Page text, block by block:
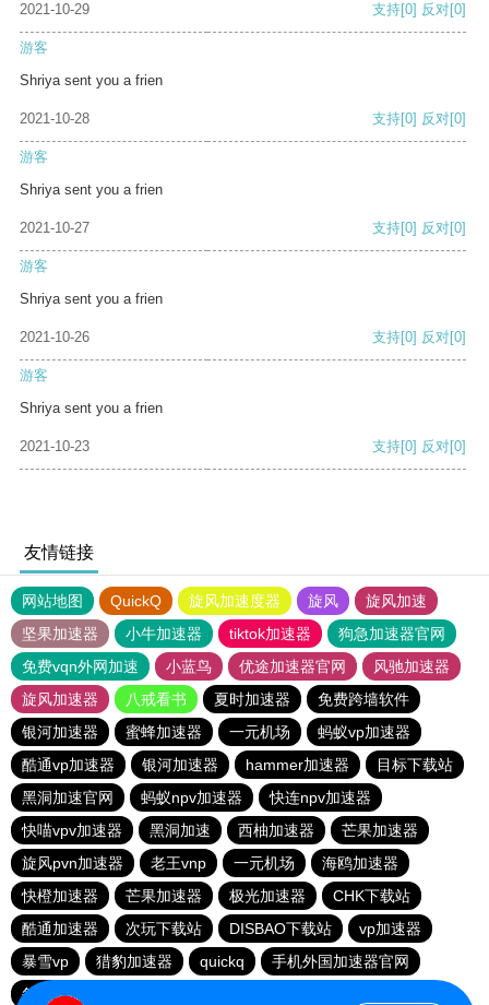
2021-10-29 支持[0] 反对[0]
游客
Shriya sent you a frien
2021-10-28 支持[0] 反对[0]
游客
Shriya sent you a frien
2021-10-27 支持[0] 反对[0]
游客
Shriya sent you a frien
2021-10-26 支持[0] 反对[0]
游客
Shriya sent you a frien
2021-10-23 支持[0] 反对[0]
友情链接
网站地图 QuickQ 旋风加速度器 旋风
旋风加速
坚果加速器
小牛加速器 tiktok加速器
狗急加速器官网
免费vqn外网加速
小蓝鸟 优途加速器官网
风驰加速器
旋风加速器
八戒看书 夏时加速器
免费跨墙软件
银河加速器
蜜蜂加速器 一元机场
蚂蚁vp加速器
酷通vp加速器
银河加速器 hammer加速器
目标下载站
黑洞加速官网
蚂蚁npv加速器
快连npv加速器
快喵vpv加速器
黑洞加速 西柚加速器
芒果加速器
旋风pvn加速器
老王vnp 一元机场
海鸥加速器
快橙加速器
芒果加速器 极光加速器
CHK下载站
酷通加速器
次玩下载站 DISBAO下载站
vp加速器
暴雪vp
猎豹加速器 quickq
手机外国加速器官网
每天免费2小时加速器